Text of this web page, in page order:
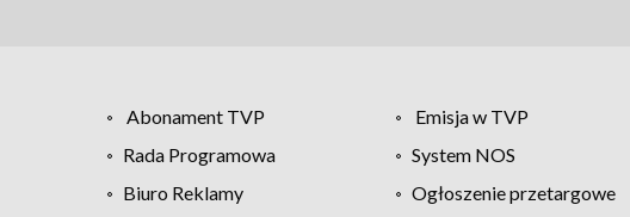
Abonament TVP Emisja w TVP
Rada Programowa
System NOS
Biuro Reklamy
Ogłoszenie przetargowe